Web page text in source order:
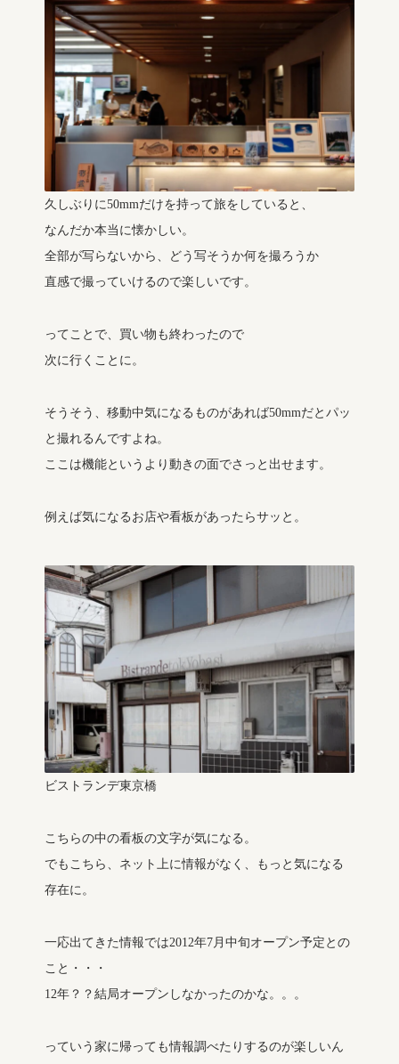
久しぶりに50mmだけを持って旅をしていると、
なんだか本当に懐かしい。
全部が写らないから、どう写そうか何を撮ろうか
直感で撮っていけるので楽しいです。
ってことで、買い物も終わったので
次に行くことに。
そうそう、移動中気になるものがあれば50mmだとパッ
と撮れるんですよね。
ここは機能というより動きの面でさっと出せます。
例えば気になるお店や看板があったらサッと。
ビストランデ東京橋
こちらの中の看板の文字が気になる。
でもこちら、ネット上に情報がなく、もっと気になる
存在に。
一応出てきた情報では2012年7月中旬オープン予定との
こと・・・
12年？？結局オープンしなかったのかな。。。
っていう家に帰っても情報調べたりするのが楽しいん